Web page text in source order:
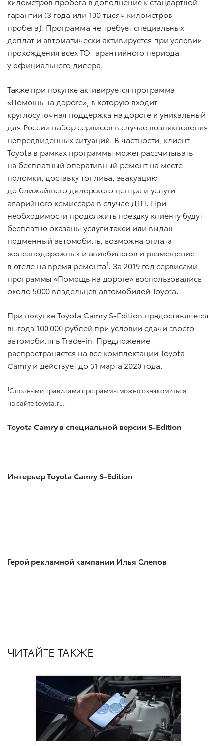
гарантии (3 года или 100 тысяч километров
пробега). Программа не требует специальных
доплат и автоматически активируется при условии
прохождения всех ТО гарантийного периода
у официального дилера.
Также при покупке активируется программа
«Помощь на дороге», в которую входит
круглосуточная поддержка на дороге и уникальный
для России набор сервисов в случае возникновения
непредвиденных ситуаций. В частности, клиент
Toyota в рамках программы может рассчитывать
на бесплатный оперативный ремонт на месте
поломки, доставку топлива, эвакуацию
до ближайшего дилерского центра и услуги
аварийного комиссара в случае ДТП. При
необходимости продолжить поездку клиенту будут
бесплатно оказаны услуги такси или выдан
подменный автомобиль, возможна оплата
железнодорожных и авиабилетов и размещение
в отеле на время ремонта1. За 2019 год сервисами
программы «Помощь на дороге» воспользовались
около 5000 владельцев автомобилей Toyota.
При покупке Toyota Camry S-Edition предоставляется
выгода 100 000 рублей при условии сдачи своего
автомобиля в Trade-in. Предложение
распространяется на все комплектации Toyota
Camry и действует до 31 марта 2020 года.
1С полными правилами программы можно ознакомиться
на сайте toyota.ru.
Toyota Camry в специальной версии S-Edition
Интерьер Toyota Camry S-Edition
Герой рекламной кампании Илья Слепов
ЧИТАЙТЕ ТАКЖЕ